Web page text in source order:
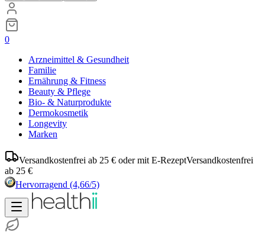
0
Arzneimittel & Gesundheit
Familie
Ernährung & Fitness
Beauty & Pflege
Bio- & Naturprodukte
Dermokosmetik
Longevity
Marken
Versandkostenfrei ab 25 € oder mit E-RezeptVersandkostenfrei
ab 25 €
Hervorragend (4,66/5)